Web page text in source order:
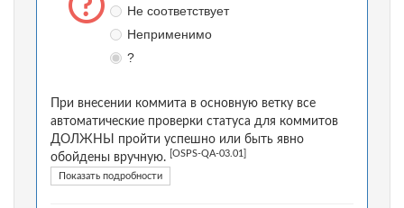
Не соответствует
Неприменимо
?
При внесении коммита в основную ветку все
автоматические проверки статуса для коммитов
ДОЛЖНЫ пройти успешно или быть явно
обойдены вручную.
[OSPS-QA-03.01]
Показать подробности